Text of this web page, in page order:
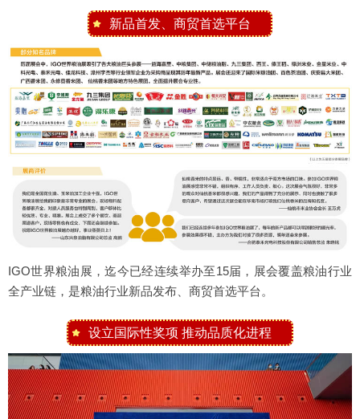
新品首发、商贸首选平台
IGO世界粮油展，迄今已经连续举办至15届，展会覆盖粮油行业
全产业链，是粮油行业新品发布、商贸首选平台。
设立国际性奖项 推动品质化进程